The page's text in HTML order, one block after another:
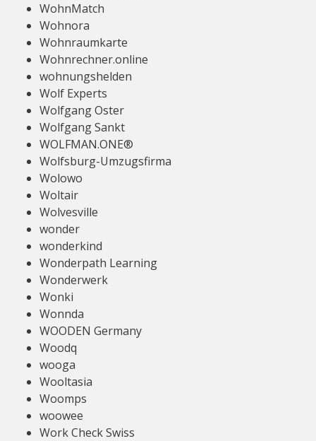
WohnMatch
Wohnora
Wohnraumkarte
Wohnrechner.online
wohnungshelden
Wolf Experts
Wolfgang Oster
Wolfgang Sankt
WOLFMAN.ONE®
Wolfsburg-Umzugsfirma
Wolowo
Woltair
Wolvesville
wonder
wonderkind
Wonderpath Learning
Wonderwerk
Wonki
Wonnda
WOODEN Germany
Woodq
wooga
Wooltasia
Woomps
woowee
Work Check Swiss